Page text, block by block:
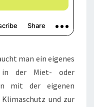
man ein eigenes
in der Miet- oder
mit der eigenen
und zur